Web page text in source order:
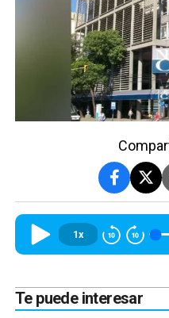
1x
Te puede interesar